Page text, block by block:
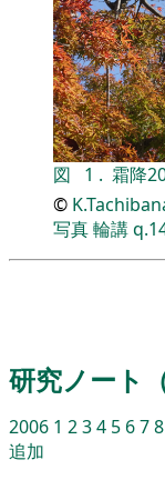
図 1 . 霜降
©
写真輪講
研究ノート
2006 1 234 5 678
追加